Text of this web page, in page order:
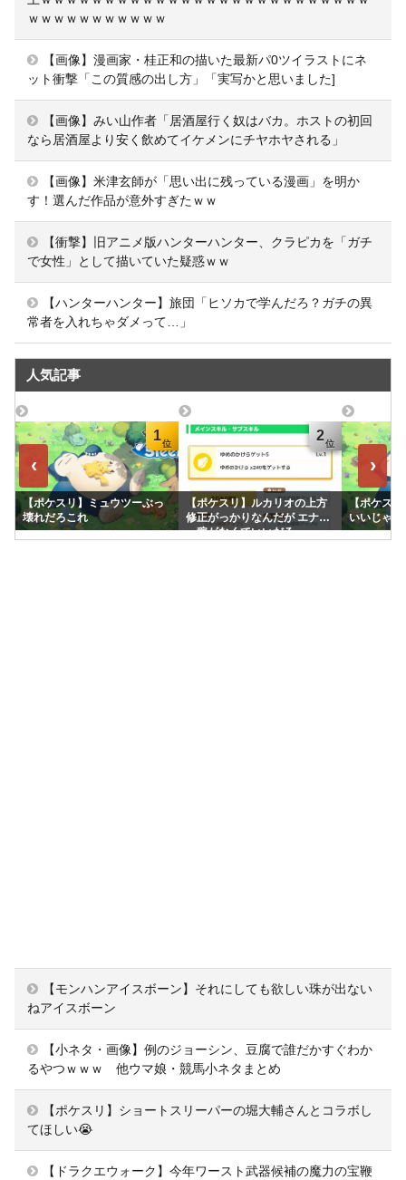
ｗｗｗｗｗｗｗｗｗｗｗ
【画像】漫画家・桂正和の描いた最新パ0ツイラストにネ
ット衝撃「この質感の出し方」「実写かと思いました]
【画像】みい山作者「居酒屋行く奴はバカ。ホストの初回
なら居酒屋より安く飲めてイケメンにチヤホヤされる」
【画像】米津玄師が「思い出に残っている漫画」を明か
す！選んだ作品が意外すぎたｗｗ
【衝撃】旧アニメ版ハンターハンター、クラピカを「ガチ
で女性」として描いていた疑惑ｗｗ
【ハンターハンター】旅団「ヒソカで学んだろ？ガチの異
常者を入れちゃダメって…」
人気記事
‹
1
【ポケスリ】ミュウツーぶっ
壊れだろこれ
2
【ポケスリ】ルカリオの上方
修正がっかりなんだが エナジ
ー稼がなくていいだろ
【ポケス
いいじゃん
›
【モンハンアイスボーン】それにしても欲しい珠が出ない
ねアイスボーン
【小ネタ・画像】例のジョーシン、豆腐で誰だかすぐわか
るやつｗｗｗ 他ウマ娘・競馬小ネタまとめ
【ポケスリ】ショートスリーパーの堀大輔さんとコラボし
てほしい😭
【ドラクエウォーク】今年ワースト武器候補の魔力の宝鞭